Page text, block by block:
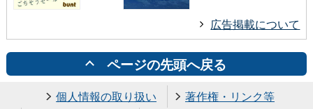
広告掲載について
ページの先頭へ戻る
個人情報の取り扱い
著作権・リンク等